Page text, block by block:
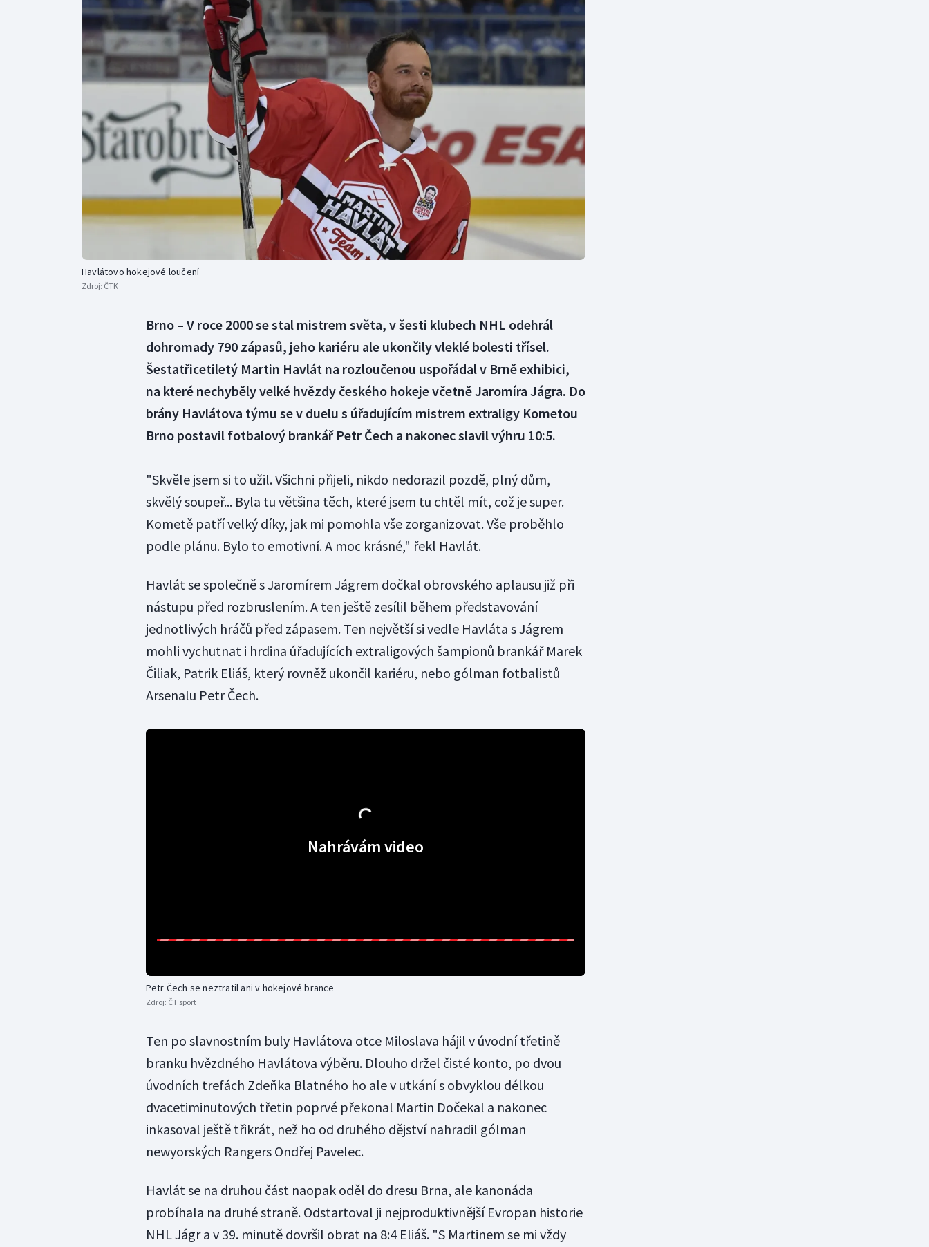
Curling
Dostihy
Florbal
Futsal
Golf
Gymnastika
Moderní pětiboj
Motorsport
Olympijské hry
Parasport
Plavání
Plážový volejbal
Triatlon
Veslování
Vodní slalom
Ostatní
Havlátovo hokejové loučení
Zdroj: ČTK
Brno – V roce 2000 se stal mistrem světa, v šesti klubech NHL odehrál
dohromady 790 zápasů, jeho kariéru ale ukončily vleklé bolesti třísel.
Šestatřicetiletý Martin Havlát na rozloučenou uspořádal v Brně exhibici,
na které nechyběly velké hvězdy českého hokeje včetně Jaromíra Jágra. Do
brány Havlátova týmu se v duelu s úřadujícím mistrem extraligy Kometou
Brno postavil fotbalový brankář Petr Čech a nakonec slavil výhru 10:5.
"Skvěle jsem si to užil. Všichni přijeli, nikdo nedorazil pozdě, plný dům,
skvělý soupeř... Byla tu většina těch, které jsem tu chtěl mít, což je super.
Kometě patří velký díky, jak mi pomohla vše zorganizovat. Vše proběhlo
podle plánu. Bylo to emotivní. A moc krásné," řekl Havlát.
Havlát se společně s Jaromírem Jágrem dočkal obrovského aplausu již při
nástupu před rozbruslením. A ten ještě zesílil během představování
jednotlivých hráčů před zápasem. Ten největší si vedle Havláta s Jágrem
mohli vychutnat i hrdina úřadujících extraligových šampionů brankář Marek
Čiliak, Patrik Eliáš, který rovněž ukončil kariéru, nebo gólman fotbalistů
Arsenalu Petr Čech.
Nahrávám video
Petr Čech se neztratil ani v hokejové brance
Zdroj: ČT sport
Ten po slavnostním buly Havlátova otce Miloslava hájil v úvodní třetině
branku hvězdného Havlátova výběru. Dlouho držel čisté konto, po dvou
úvodních trefách Zdeňka Blatného ho ale v utkání s obvyklou délkou
dvacetiminutových třetin poprvé překonal Martin Dočekal a nakonec
inkasoval ještě třikrát, než ho od druhého dějství nahradil gólman
newyorských Rangers Ondřej Pavelec.
Havlát se na druhou část naopak oděl do dresu Brna, ale kanonáda
probíhala na druhé straně. Odstartoval ji nejproduktivnější Evropan historie
NHL Jágr a v 39. minutě dovršil obrat na 8:4 Eliáš. "S Martinem se mi vždy